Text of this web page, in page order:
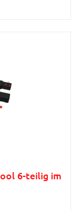
6-teilig im